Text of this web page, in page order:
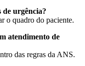
urgência?
o quadro do paciente.
atendimento de
das regras da ANS.